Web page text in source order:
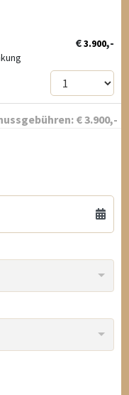
€3.900,-
€3.900,-